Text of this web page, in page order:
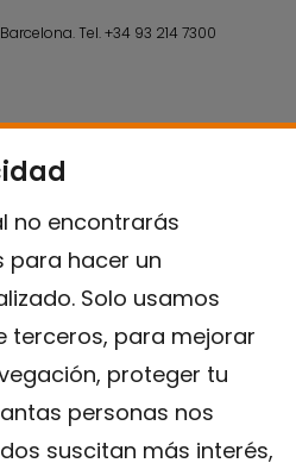
no encontrarás
para hacer un
Solo usamos
terceros, para mejorar
proteger tu
personas nos
suscitan más interés,
Barcelona.Tel.+34 93 214 7300